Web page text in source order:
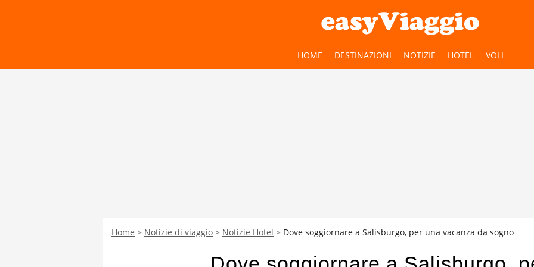
HOME DESTINAZIONI NOTIZIE HOTEL VOLI
Home Notizie di viaggio Notizie Hotel Dove soggiornare a Salisburgo, per una vacanza da sogno